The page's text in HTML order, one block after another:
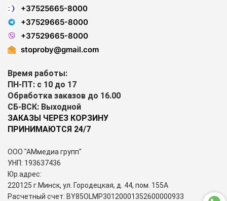
+37525665-8000
+37529665-8000
+37529665-8000
stoproby@gmail.com
Время работы:
ПН-ПТ: с 10 до 17
Обработка заказов до 16.00
СБ-ВСК: Выходной
ЗАКАЗЫ ЧЕРЕЗ КОРЗИНУ
ПРИНИМАЮТСЯ 24/7
ООО "АМмедиа групп"
УНП: 193637436
Юр.адрес:
220125 г.Минск, ул. Городецкая, д. 44, пом. 155А
Расчетный счет: BY85OLMP30120001352600000933